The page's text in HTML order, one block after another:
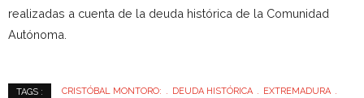
realizadas a cuenta de la deuda histórica de la Comunidad
Autónoma.
TAGS : CRISTÓBAL MONTORO: DEUDA HISTÓRICA
EXTREMADURA